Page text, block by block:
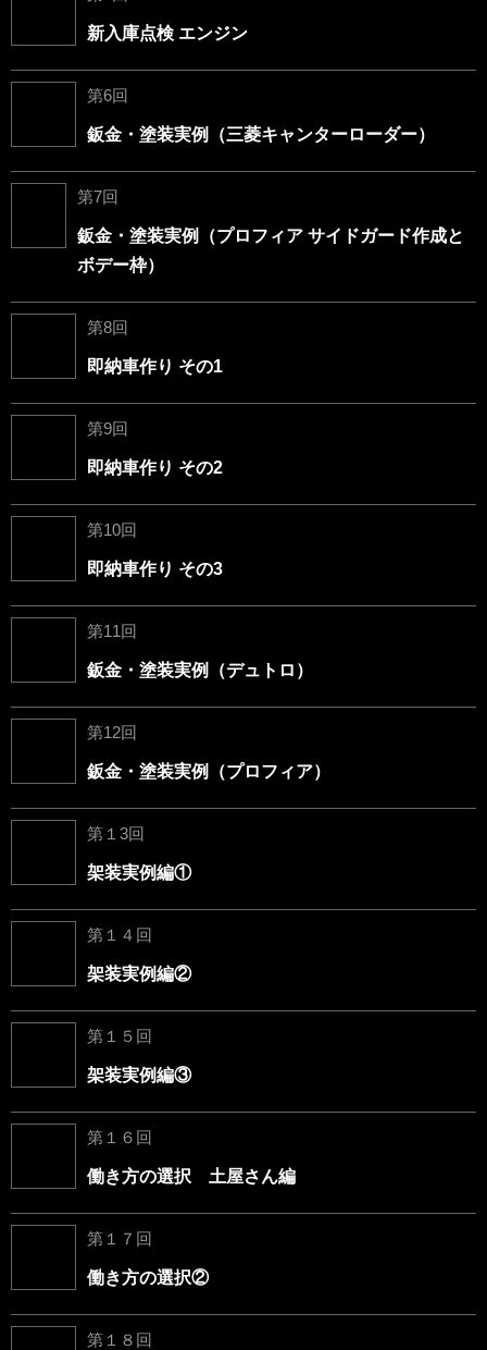
新入庫点検 エンジン
第6回
鈑金・塗装実例（三菱キャンターローダー）
第7回
鈑金・塗装実例（プロフィア サイドガード作成と
ボデー枠）
第8回
即納車作り その1
第9回
即納車作り その2
第10回
即納車作り その3
第11回
鈑金・塗装実例（デュトロ）
第12回
鈑金・塗装実例（プロフィア）
第１3回
架装実例編①
第１４回
架装実例編②
第１５回
架装実例編③
第１６回
働き方の選択 土屋さん編
第１７回
働き方の選択②
第１８回